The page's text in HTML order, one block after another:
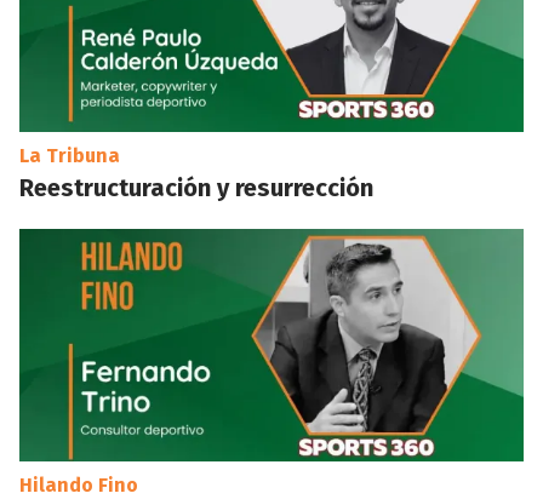
La Tribuna
Reestructuración y resurrección
Hilando Fino